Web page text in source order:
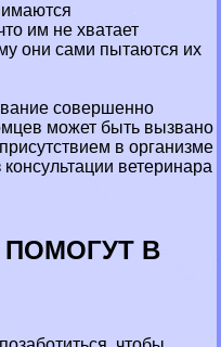
им не хватает
они сами пытаются их
совершенно
может быть вызвано
в организме
ветеринара
В